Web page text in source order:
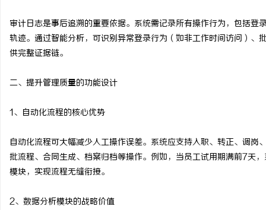
审计日志是事后追溯的重要依据。系统需记录所有操作行为，包括
轨迹。通过智能分析，可识别异常登录行为（如非工作时间访问）
供完整证据链。
二、提升管理质量的功能设计
1、自动化流程的核心优势
自动化流程可大幅减少人工操作误差。系统应支持入职、转正、调
批流程、合同生成、档案归档等操作。例如，当员工试用期满前7天
模块，实现流程无缝衔接。
2、数据分析模块的战略价值
付款